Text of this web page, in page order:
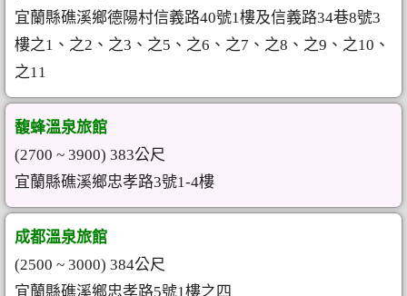
宜蘭縣礁溪鄉德陽村信義路40號1樓及信義路34巷8號3
樓之1、之2、之3、之5、之6、之7、之8、之9、之10、
之11
馥蜂溫泉旅館
(2700 ~ 3900) 383公尺
宜蘭縣礁溪鄉忠孝路3號1-4樓
成都溫泉旅館
(2500 ~ 3000) 384公尺
宜蘭縣礁溪鄉忠孝路5號1樓之四